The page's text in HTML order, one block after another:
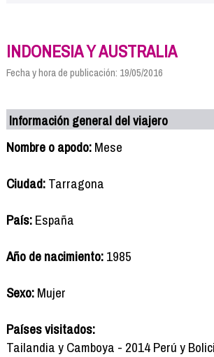
INDONESIA Y AUSTRALIA
Fecha y hora de publicación: 19/05/2016
Información general del viajero
Nombre o apodo:Mese
Ciudad:Tarragona
País:España
Año de nacimiento:1985
Sexo:Mujer
Países visitados:
Tailandia y Camboya - 2014 Perú y